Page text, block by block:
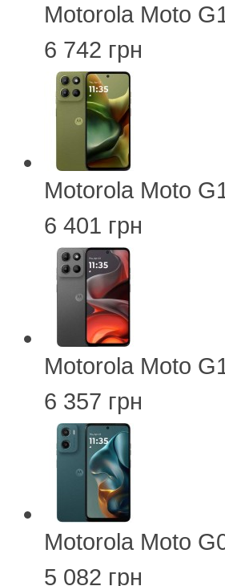
Motorola Moto
6 742 грн
Motorola Moto
6 401 грн
Motorola Moto
6 357 грн
Motorola Moto
5 082 грн